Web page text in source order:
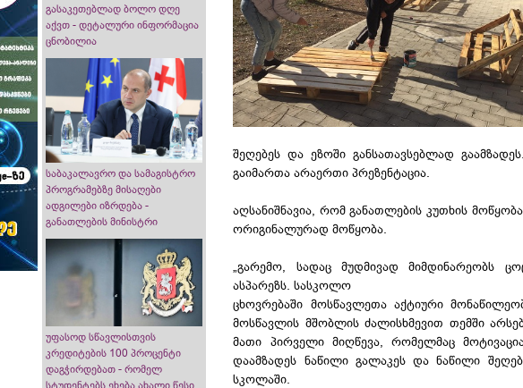
გასაკეთებლად ბოლო დღე
აქვთ - დეტალური ინფორმაცია
ცნობილია
საბაკალავრო და სამაგისტრო
პროგრამებზე მისაღები
ადგილები იზრდება -
განათლების მინისტრი
უფასოდ სწავლისთვის
კრედიტების 100 პროცენტი
დაგჭირდებათ - რომელ
სტუდენტებს ეხება ახალი წესი
შეღებეს და ეზოში განსათავსებლად
გაიმართა არაერთი პრეზენტაცია.
აღსანიშნავია, რომ განათლების კუთხის
ორიგინალურად მოწყობა.
„გარემო, სადაც მუდმივად მიმდინარეობს
ასპარეზს. სასკოლო
ცხოვრებაში მოსწავლეთა აქტიური
მოსწავლის მშობლის ძალისხმევით თემში
მათი პირველი მიღწევა, რომელმაც
დაამზადეს ნაწილი გალაკეს და ნაწილი
სკოლაში.